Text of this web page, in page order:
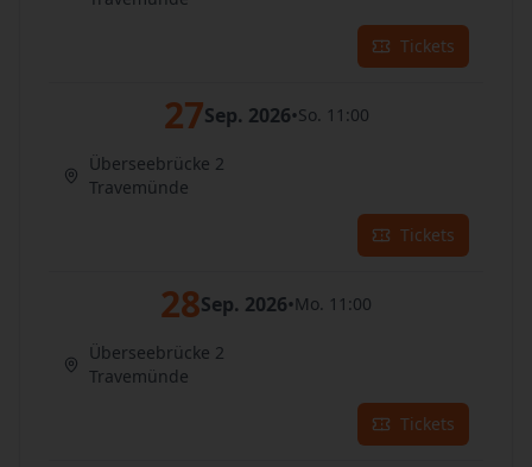
Tickets
27Sep. 2026•So. 11:00
Überseebrücke 2
Travemünde
Tickets
28Sep. 2026•Mo. 11:00
Überseebrücke 2
Travemünde
Tickets